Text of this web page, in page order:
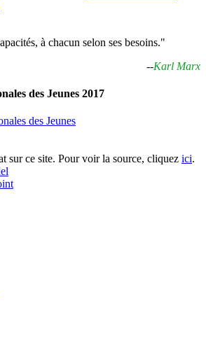
à chacun selon ses besoins."
--Karl Marx
des Jeunes 2017
sur ce site. Pour voir la source, cliquez ici.